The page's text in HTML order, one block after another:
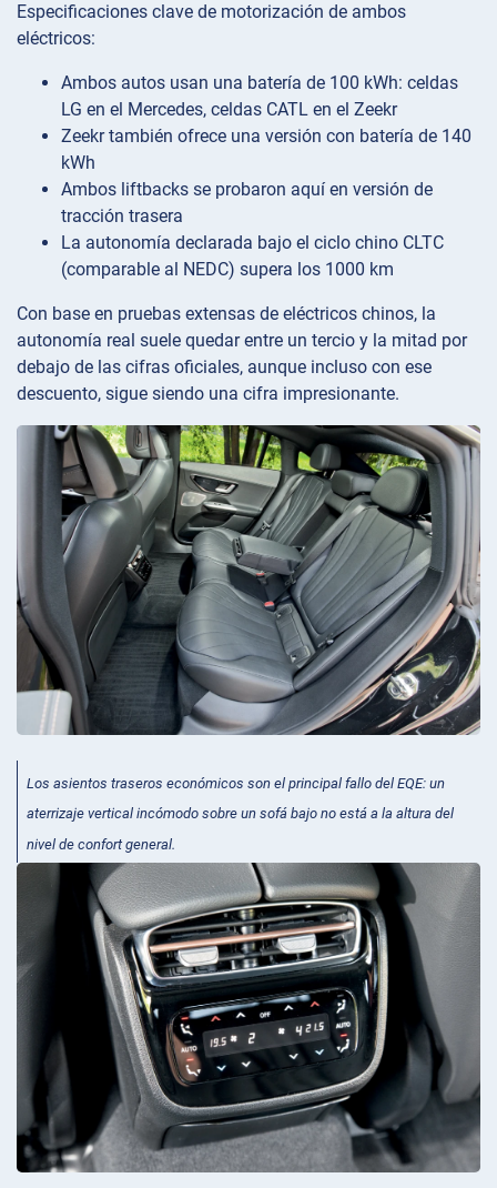
Especificaciones clave de motorización de ambos
eléctricos:
Ambos autos usan una batería de 100 kWh: celdas
LG en el Mercedes, celdas CATL en el Zeekr
Zeekr también ofrece una versión con batería de 140
kWh
Ambos liftbacks se probaron aquí en versión de
tracción trasera
La autonomía declarada bajo el ciclo chino CLTC
(comparable al NEDC) supera los 1000 km
Con base en pruebas extensas de eléctricos chinos, la
autonomía real suele quedar entre un tercio y la mitad por
debajo de las cifras oficiales, aunque incluso con ese
descuento, sigue siendo una cifra impresionante.
Los asientos traseros económicos son el principal fallo del EQE: un
aterrizaje vertical incómodo sobre un sofá bajo no está a la altura del
nivel de confort general.